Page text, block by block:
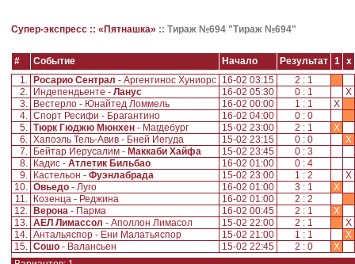
Супер-экспресс :: «Пятнашка» :: Тираж №694 "Тираж №694"
# Событие Начало Результат 1
x
1.
Росарио Сентрал - Аргентинос Хуниорс 16-02 03:15
2 : 1
2.
Индепендьенте - Ланус 16-02 05:30 0 : 1
X
3.
Вестерло - Юнайтед Ломмель 16-02 00:00 1 : 1
X
4. Спорт Ресифи - Брагантино 16-02 04:00
0 : 0
5. Тюрк Гюджю Мюнхен - Магдебург 15-02 23:00 2 : 1
X
6. Хапоэль Тель-Авив - Бней Иегуда 15-02 23:15 0 : 0
X
7.
Бейтар Иерусалим - Маккаби Хайфа 15-02 23:45
0 : 3
8.
Кадис - Атлетик Бильбао 16-02 01:00
0 : 4
9.
Кастельон - Фуэнлабрада 15-02 23:00 1 : 2
X
10. Овьедо - Луго 16-02 01:00 3 : 1
X
11.
Козенца - Реджина 16-02 01:00
2 : 2
12.
Верона - Парма 16-02 00:45 2 : 1
X
13. АЕЛ Лимассол - Аполлон Лимасол 15-02 22:00 2 : 1
X
14. Антальяспор - Ени Малатьяспор 15-02 21:00 1 : 1
X
15. Сошо - Валансьен 15-02 22:45 2 : 0
X